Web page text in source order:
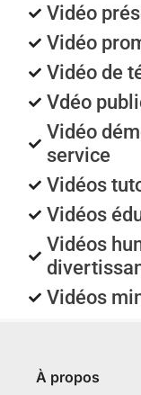
Vidéo
Vidéo
Vidéo de
Vdéo
Vidéo
service
Vidéos
Vidéos
Vidéos
Vidéos
À propos